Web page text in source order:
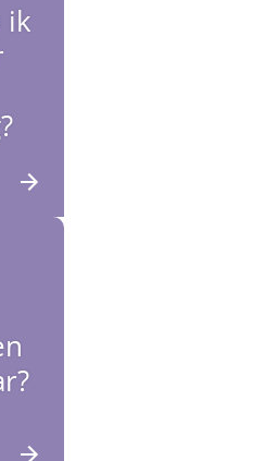
ik